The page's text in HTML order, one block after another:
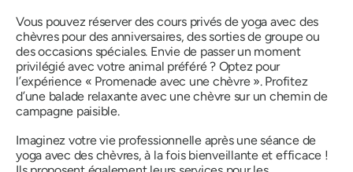
Vous pouvez réserver des cours privés de yoga avec des
chèvres pour des anniversaires, des sorties de groupe ou
des occasions spéciales. Envie de passer un moment
privilégié avec votre animal préféré ? Optez pour
l’expérience « Promenade avec une chèvre ». Profitez
d’une balade relaxante avec une chèvre sur un chemin de
campagne paisible.
Imaginez votre vie professionnelle après une séance de
yoga avec des chèvres, à la fois bienveillante et efficace !